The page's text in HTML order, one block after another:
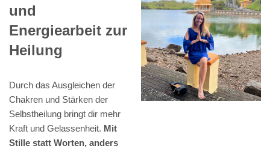
und
Energiearbeit zur
Heilung
Durch das Ausgleichen der
Chakren und Stärken der
Selbstheilung bringt dir mehr
Kraft und Gelassenheit. Mit
Stille statt Worten, anders